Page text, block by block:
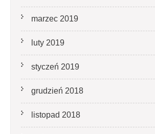
marzec 2019
luty 2019
styczeń 2019
grudzień 2018
listopad 2018